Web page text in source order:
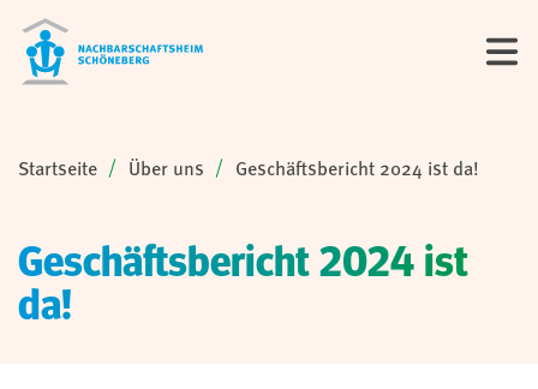
Sie sind hier:
Startseite Über uns Geschäftsbericht 2024 ist da!
Geschäftsbericht 2024 ist
da!